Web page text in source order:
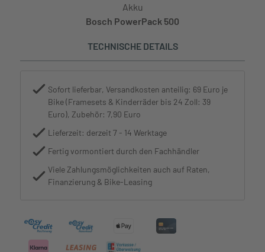
Akku
Bosch PowerPack 500
TECHNISCHE DETAILS
Sofort lieferbar, Versandkosten anteilig: 69 Euro je
Bike (Framesets & Kinderräder bis 24 Zoll: 39
Euro), Zubehör: 7,90 Euro
Lieferzeit: derzeit 7 - 14 Werktage
Fertig vormontiert durch den Fachhändler
Viele Zahlungsmöglichkeiten auch auf Raten,
Finanzierung & Bike-Leasing